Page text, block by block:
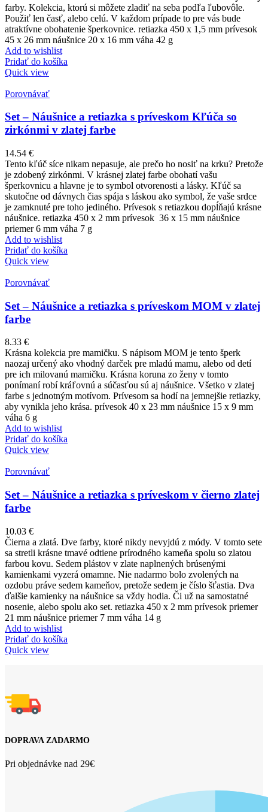
farby. Kolekcia, ktorú si môžete zladiť na seba podľa ľubovôle.
Použiť len časť, alebo celú. V každom prípade to pre vás bude
atraktívne obohatenie šperkovnice. retiazka 450 x 1,5 mm prívesok
45 x 26 mm náušnice 20 x 16 mm váha 42 g
Add to wishlist
Pridať do košíka
Quick view
Porovnávať
Set – Náušnice a retiazka s príveskom Kľúča so
zirkónmi v zlatej farbe
14.54 €
Tento kľúč síce nikam nepasuje, ale prečo ho nosiť na krku? Pretože
je zdobený zirkónmi. V krásnej zlatej farbe obohatí vašu
šperkovnicu a hlavne je to symbol otvorenosti a lásky. Kľúč sa
skutočne od dávnych čias spája s láskou ako symbol, že vaše srdce
je zamknuté pre toho jediného. Prívesok s retiazkou dopĺňajú krásne
náušnice. retiazka 450 x 2 mm prívesok 36 x 15 mm náušnice
priemer 6 mm váha 7 g
Add to wishlist
Pridať do košíka
Quick view
Porovnávať
Set – Náušnice a retiazka s príveskom MOM v zlatej
farbe
8.33 €
Krásna kolekcia pre mamičku. S nápisom MOM je tento šperk
naozaj určený ako vhodný darček pre mladú mamu, alebo od detí
pre ich milovanú mamičku. Krásna koruna zo ženy v tomto
ponímaní robí kráľovnú a súčasťou sú aj náušnice. Všetko v zlatej
farbe s jednotným motívom. Prívesom sa hodí na jemnejšie retiazky,
aby vynikla jeho krása. prívesok 40 x 23 mm náušnice 15 x 9 mm
váha 6 g
Add to wishlist
Pridať do košíka
Quick view
Porovnávať
Set – Náušnice a retiazka s príveskom v čierno zlatej
farbe
10.03 €
Čierna a zlatá. Dve farby, ktoré nikdy nevyjdú z módy. V tomto sete
sa stretli krásne tmavé odtiene prírodného kameňa spolu so zlatou
farbou kovu. Sedem plástov v zlate naplnených brúsenými
kamienkami vyzerá omamne. Nie nadarmo bolo zvolených na
ozdobu práve sedem kameňov, pretože sedem je číslo šťastia. Dva
ďalšie kamienky na náušnice sa vždy hodia. Či už na samostatné
nosenie, alebo spolu ako set. retiazka 450 x 2 mm prívesok priemer
21 mm náušnice priemer 7 mm váha 14 g
Add to wishlist
Pridať do košíka
Quick view
DOPRAVA ZADARMO
Pri objednávke nad 29€